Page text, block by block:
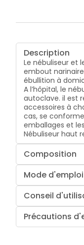
Description
Le nébuliseur et
embout
ébullition à
A l’hôpital, le
autoclave. il est
accessoires à
cas, se
emballages et
Nébuliseur haut
Composition
Mode d'emploi
Conseil
Précautions